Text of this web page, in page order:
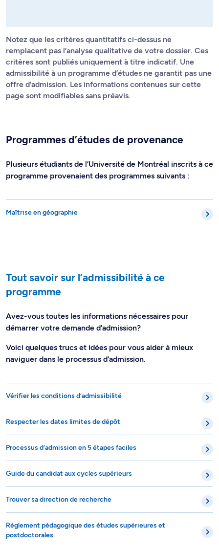
Notez que les critères quantitatifs ci-dessus ne
remplacent pas l’analyse qualitative de votre dossier. Ces
critères sont publiés uniquement à titre indicatif. Une
admissibilité à un programme d’études ne garantit pas une
offre d’admission. Les informations contenues sur cette
page sont modifiables sans préavis.
Programmes d’études de provenance
Plusieurs étudiants de l’Université de Montréal inscrits à ce
programme provenaient des programmes suivants :
Maîtrise en géographie
Tout savoir sur l’admissibilité à ce
programme
Avez-vous toutes les informations nécessaires pour
démarrer votre demande d’admission?
Voici quelques trucs et idées pour vous aider à mieux
naviguer dans le processus d’admission.
Vérifier les conditions d’admissibilité
Respecter les dates limites de dépôt
Processus d’admission en 5 étapes faciles
Guide du candidat aux cycles supérieurs
Trouver sa direction de recherche
Règlement pédagogique des études supérieures et
postdoctorales